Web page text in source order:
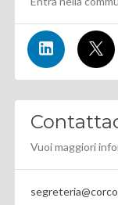
Vuoi maggiori